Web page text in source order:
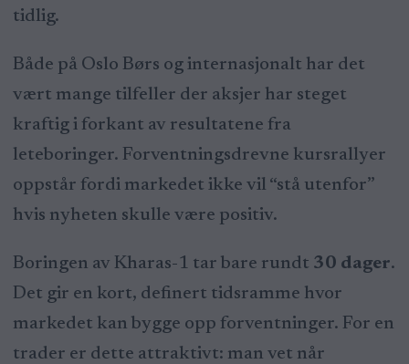
tidlig.
Både på Oslo Børs og internasjonalt har det
vært mange tilfeller der aksjer har steget
kraftig i forkant av resultatene fra
leteboringer. Forventningsdrevne kursrallyer
oppstår fordi markedet ikke vil “stå utenfor”
hvis nyheten skulle være positiv.
Boringen av Kharas-1 tar bare rundt 30 dager.
Det gir en kort, definert tidsramme hvor
markedet kan bygge opp forventninger. For en
trader er dette attraktivt: man vet når